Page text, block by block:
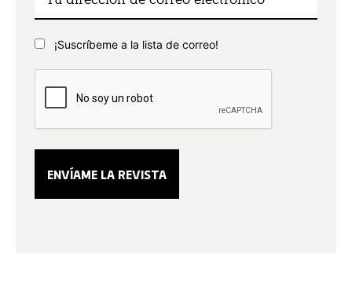
¡Suscríbeme a la lista de correo!